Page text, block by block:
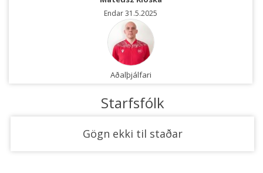
Endar 31.5.2025
Aðalþjálfari
Starfsfólk
Gögn ekki til staðar